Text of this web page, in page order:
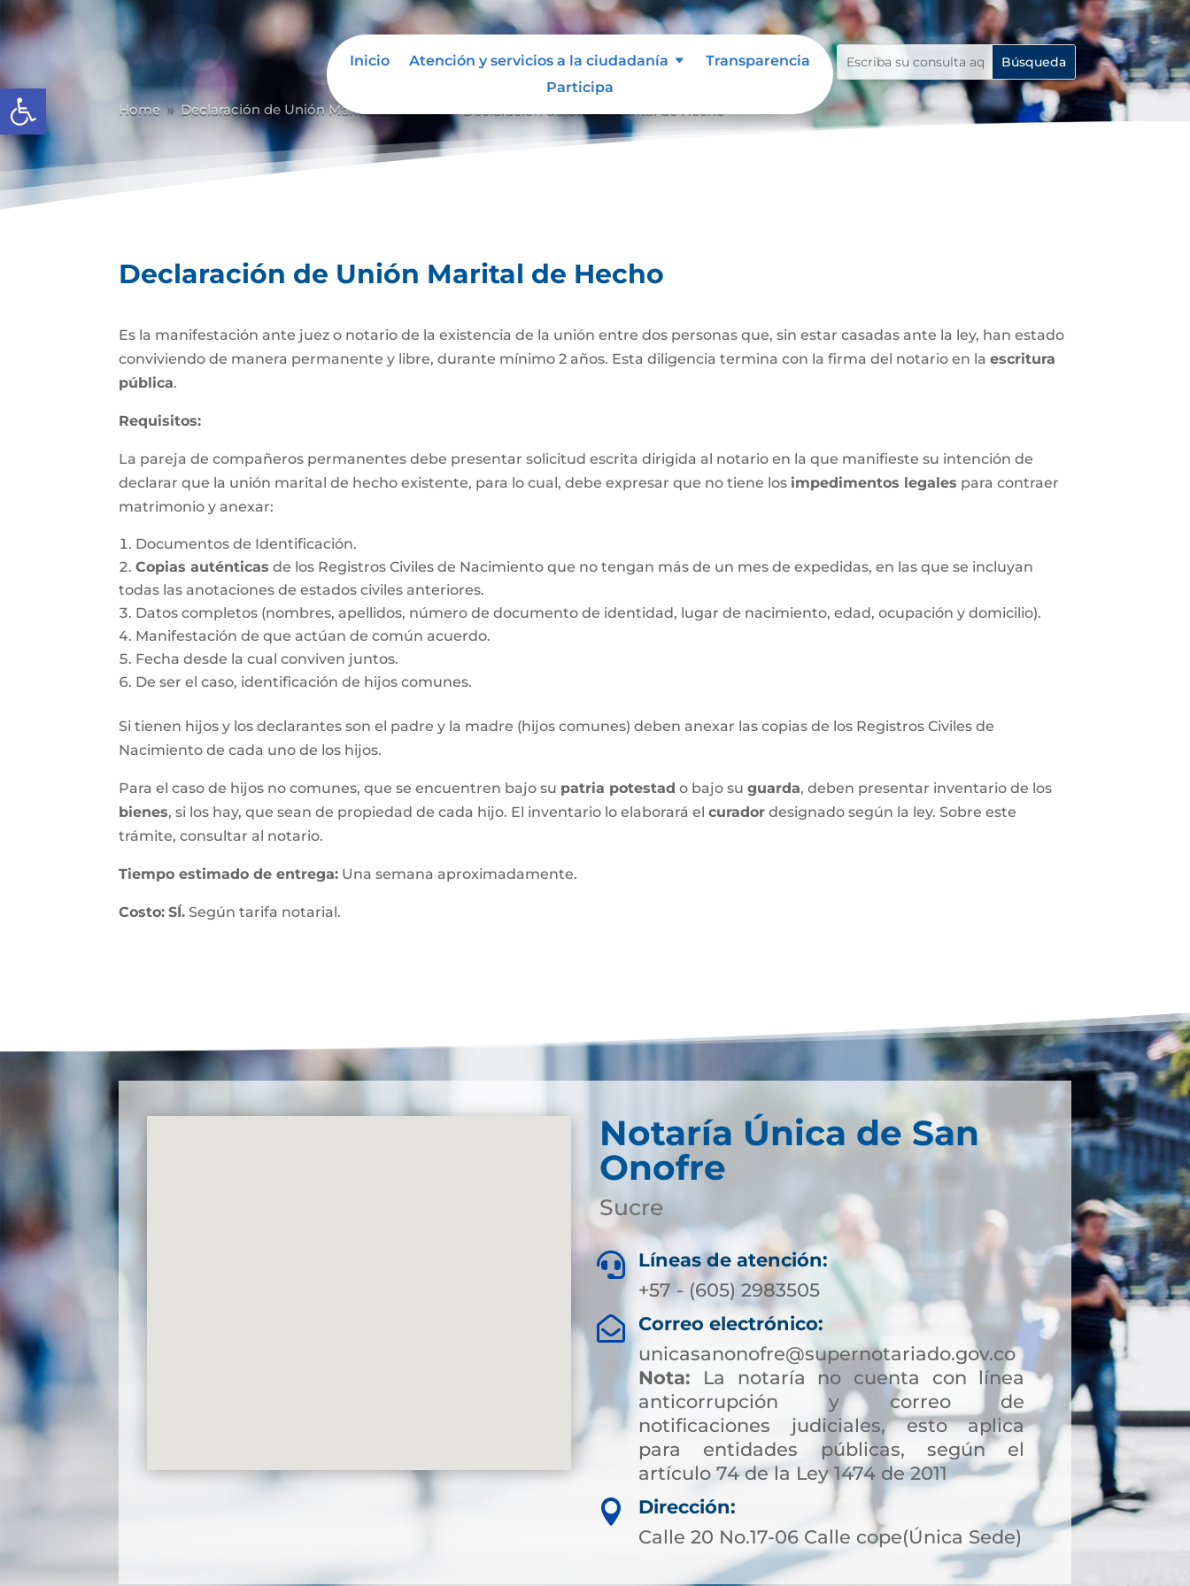
Abrir barra de herramientas
Inicio Atención y servicios a la ciudadanía
Transparencia
Participa
Home 9 Declaración de Unión Marital de Hecho
Declaración de Unión Marital de Hecho
Es la manifestación ante juez o notario de la existencia de la unión entre dos personas que, sin estar casadas ante la ley, han estado
conviviendo de manera permanente y libre, durante mínimo 2 años. Esta diligencia termina con la firma del notario en laescritura
pública.
Requisitos:
La pareja de compañeros permanentes debe presentar solicitud escrita dirigida al notario en la que manifieste su intención de
declarar que la unión marital de hecho existente, para lo cual, debe expresar que no tiene los impedimentos legales para contraer
matrimonio y anexar:
Documentos de Identificación.
Copias auténticas de los Registros Civiles de Nacimiento que no tengan más de un mes de expedidas, en las que se incluyan
todas las anotaciones de estados civiles anteriores.
Datos completos (nombres, apellidos, número de documento de identidad, lugar de nacimiento, edad, ocupación y domicilio).
Manifestación de que actúan de común acuerdo.
Fecha desde la cual conviven juntos.
De ser el caso, identificación de hijos comunes.
Si tienen hijos y los declarantes son el padre y la madre (hijos comunes) deben anexar las copias de los Registros Civiles de
Nacimiento de cada uno de los hijos.
Para el caso de hijos no comunes, que se encuentren bajo su patria potestad o bajo suguarda, deben presentar inventario de los
bienes, si los hay, que sean de propiedad de cada hijo. El inventario lo elaborará elcurador designado según la ley. Sobre este
trámite, consultar al notario.
Tiempo estimado de entrega: Una semana aproximadamente.
Costo: SÍ. Según tarifa notarial.
Notaría Única de San
Onofre
Sucre

Líneas de atención:
+57 - (605) 2983505

Correo electrónico:
unicasanonofre@supernotariado.gov.co
Nota: La notaría no cuenta con línea
anticorrupción y correo de
notificaciones judiciales, esto aplica
para entidades públicas, según el
artículo 74 de la Ley 1474 de 2011

Dirección:
Calle 20 No.17-06 Calle cope(Única Sede)